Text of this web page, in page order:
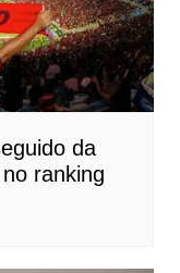
da
ranking